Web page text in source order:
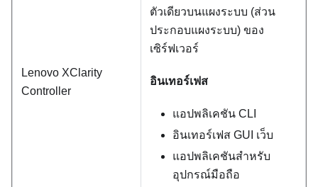
Lenovo XClarity
Controller
ตัวเดียวบนแผงระบบ (ส่วน
ประกอบแผงระบบ) ของ
เซิร์ฟเวอร์
อินเทอร์เฟส
แอปพลิเคชัน CLI
อินเทอร์เฟส GUI เว็บ
แอปพลิเคชันสำหรับ
อุปกรณ์มือถือ